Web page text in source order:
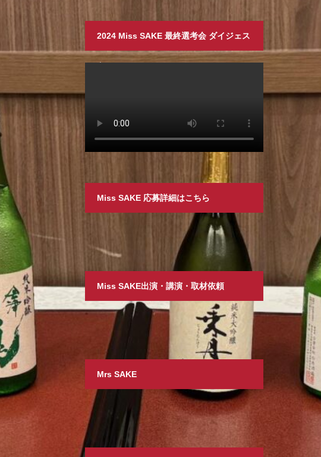
2024 Miss SAKE 最終選考会 ダイジェス
ト
Miss SAKE 応募詳細はこちら
Miss SAKE出演・講演・取材依頼
Mrs SAKE